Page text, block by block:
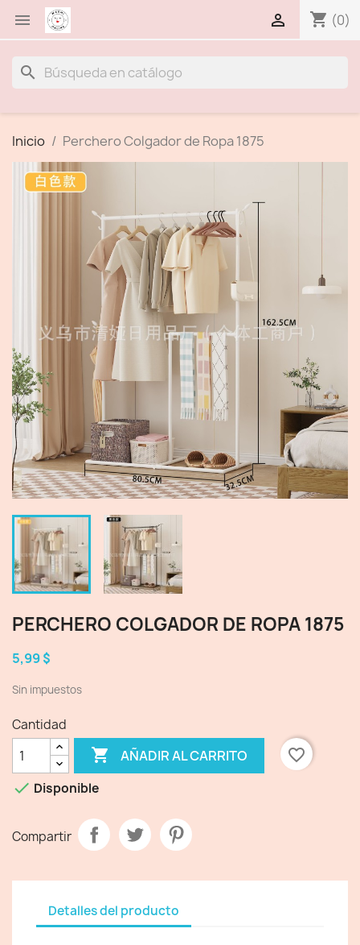
 shopping_cart (0)

search
Inicio Perchero Colgador de Ropa 1875
PERCHERO COLGADOR DE ROPA 1875
5,99 $
Sin impuestos
Cantidad
 AÑADIR AL CARRITO
favorite_border
 Disponible
Compartir
Detalles del producto